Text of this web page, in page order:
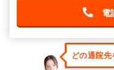
電
どの通院